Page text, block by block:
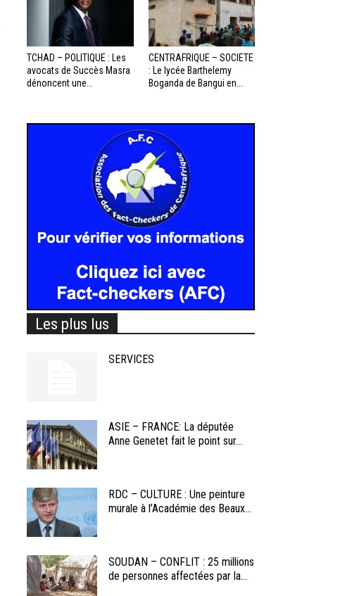
TCHAD – POLITIQUE : Les
avocats de Succès Masra
dénoncent une...
CENTRAFRIQUE – SOCIETE
: Le lycée Barthelemy
Boganda de Bangui en...
Les plus lus
SERVICES
ASIE – FRANCE: La députée
Anne Genetet fait le point sur...
RDC – CULTURE : Une peinture
murale à l’Académie des Beaux...
SOUDAN – CONFLIT : 25 millions
de personnes affectées par la...